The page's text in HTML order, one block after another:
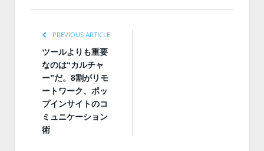
PREVIOUS ARTICLE
ツールよりも重要
なのは“カルチャ
ー”だ。8割がリモ
ートワーク、ポッ
プインサイトのコ
ミュニケーション
術